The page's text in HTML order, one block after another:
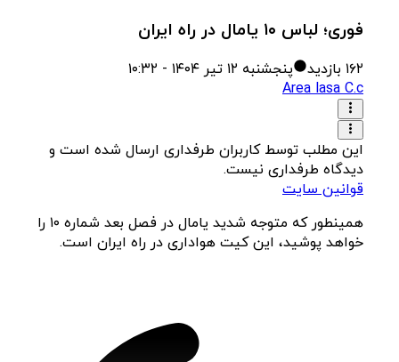
فوری؛ لباس ۱۰ یامال در راه ایران
۱۶۲ بازدید
پنجشنبه ۱۲ تیر ۱۴۰۴ - ۱۰:۳۲
Area lasa C.c
این مطلب توسط کاربران طرفداری ارسال شده است و
دیدگاه طرفداری نیست.
قوانین سایت
همینطور که متوجه شدید یامال در فصل بعد شماره ۱۰ را
خواهد پوشید، این کیت هواداری در راه ایران است.